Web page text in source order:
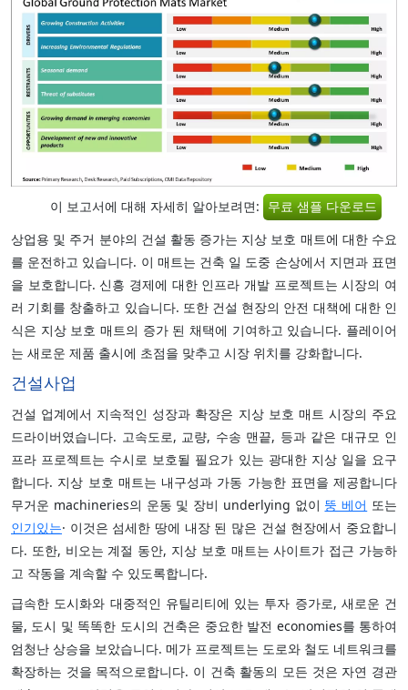
이 보고서에 대해 자세히 알아보려면: 무료 샘플 다운로드
상업용 및 주거 분야의 건설 활동 증가는 지상 보호 매트에 대한 수요
를 운전하고 있습니다. 이 매트는 건축 일 도중 손상에서 지면과 표면
을 보호합니다. 신흥 경제에 대한 인프라 개발 프로젝트는 시장의 여
러 기회를 창출하고 있습니다. 또한 건설 현장의 안전 대책에 대한 인
식은 지상 보호 매트의 증가 된 채택에 기여하고 있습니다. 플레이어
는 새로운 제품 출시에 초점을 맞추고 시장 위치를 강화합니다.
건설사업
건설 업계에서 지속적인 성장과 확장은 지상 보호 매트 시장의 주요
드라이버였습니다. 고속도로, 교량, 수송 맨끝, 등과 같은 대규모 인
프라 프로젝트는 수시로 보호될 필요가 있는 광대한 지상 일을 요구
합니다. 지상 보호 매트는 내구성과 가동 가능한 표면을 제공합니다
무거운 machineries의 운동 및 장비 underlying 없이 뚱 베어 또는
인기있는· 이것은 섬세한 땅에 내장 된 많은 건설 현장에서 중요합니
다. 또한, 비오는 계절 동안, 지상 보호 매트는 사이트가 접근 가능하
고 작동을 계속할 수 있도록합니다.
급속한 도시화와 대중적인 유틸리티에 있는 투자 증가로, 새로운 건
물, 도시 및 똑똑한 도시의 건축은 중요한 발전 economies를 통하여
엄청난 상승을 보았습니다. 메가 프로젝트는 도로와 철도 네트워크를
확장하는 것을 목적으로합니다. 이 건축 활동의 모든 것은 자연 경관